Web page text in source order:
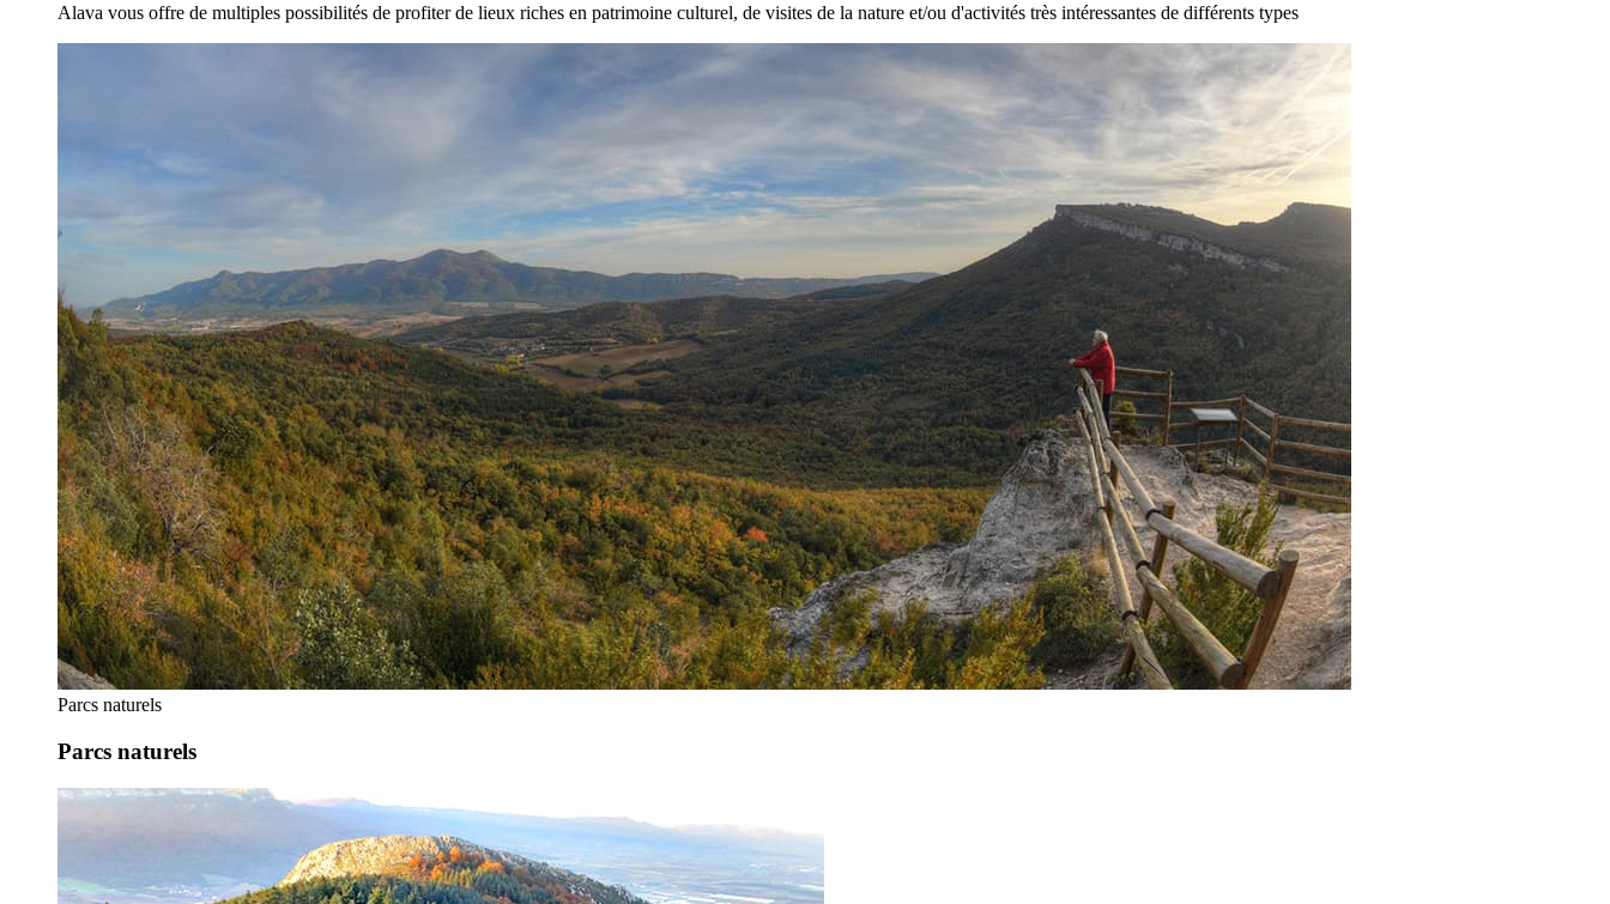
Alava vous offre de multiples possibilités de profiter de lieux riches en patrimoine culturel, de visites de la nature et/ou d'activités très intéressantes de différents types
Parcs naturels
Parcs naturels